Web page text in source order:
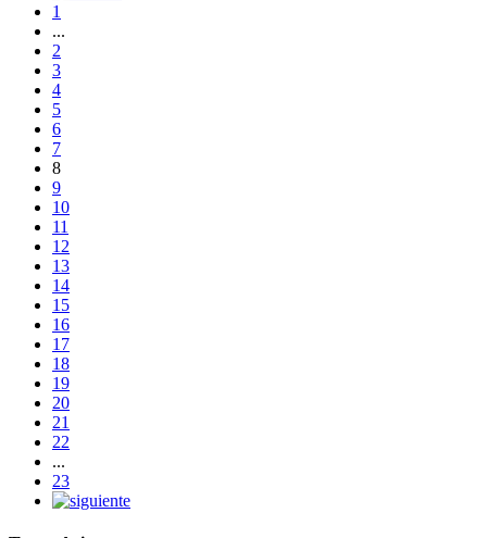
1
...
2
3
4
5
6
7
8
9
10
11
12
13
14
15
16
17
18
19
20
21
22
...
23